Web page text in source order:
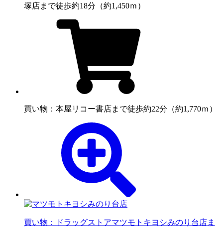
塚店まで徒歩約18分（約1,450ｍ）
買い物：本屋 リコー書店まで徒歩約22分（約1,770ｍ）
買い物：ドラッグストアマツモトキヨシみのり台店ま